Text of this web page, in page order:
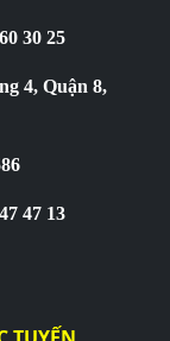
30 25
4, Quận 8,
47 13